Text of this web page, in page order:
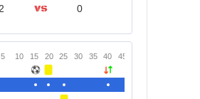
2 0
5 10 15 20 25 30 35 40 45